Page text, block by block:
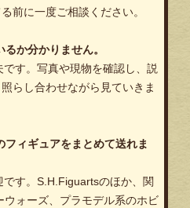
前に一度ご相談ください。
か分かりません。
す。写真や現物を確認し、説
らし合わせながら見ていきま
ィギュアをまとめて送れま
す。S.H.Figuartsのほか、関
ォーズ、プラモデル系のホビ